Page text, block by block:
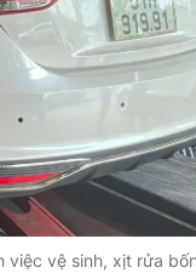
vệ sinh, xịt rửa